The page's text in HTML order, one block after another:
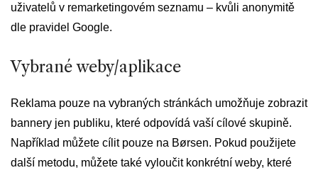
uživatelů v remarketingovém seznamu – kvůli anonymitě
dle pravidel Google.
Vybrané weby/aplikace
Reklama pouze na vybraných stránkách umožňuje zobrazit
bannery jen publiku, které odpovídá vaší cílové skupině.
Například můžete cílit pouze na Børsen. Pokud použijete
další metodu, můžete také vyloučit konkrétní weby, které